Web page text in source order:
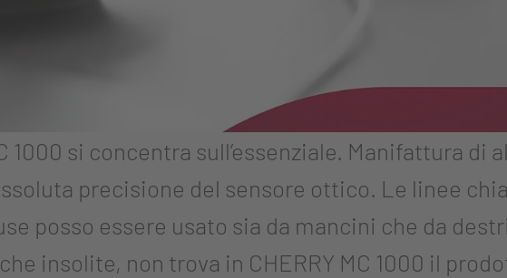
1000 si concentra sull’essenziale. Manifattura
precisione del sensore ottico. Le linee
posso essere usato sia da mancini che da
insolite, non trova in CHERRY MC 1000 il